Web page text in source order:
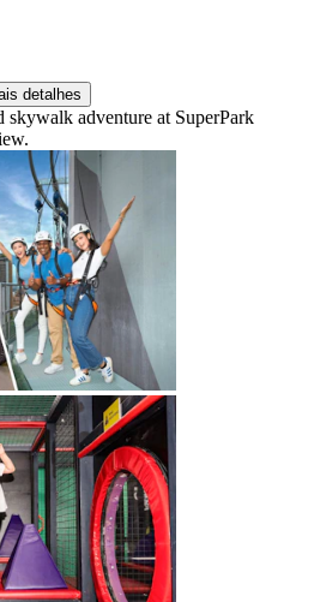
detalhes
adventure at SuperPark